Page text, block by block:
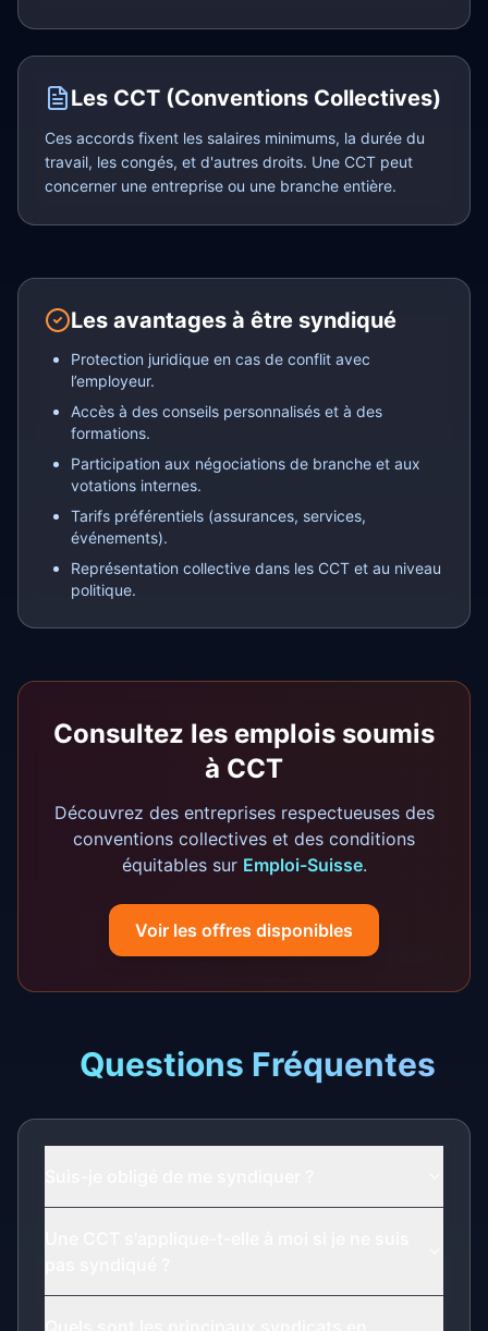
Les CCT (Conventions Collectives)
Ces accords fixent les salaires minimums, la durée du
travail, les congés, et d'autres droits. Une CCT peut
concerner une entreprise ou une branche entière.
Les avantages à être syndiqué
Protection juridique en cas de conflit avec
l’employeur.
Accès à des conseils personnalisés et à des
formations.
Participation aux négociations de branche et aux
votations internes.
Tarifs préférentiels (assurances, services,
événements).
Représentation collective dans les CCT et au niveau
politique.
Consultez les emplois soumis
à CCT
Découvrez des entreprises respectueuses des
conventions collectives et des conditions
équitables sur Emploi-Suisse.
Voir les offres disponibles
Questions Fréquentes